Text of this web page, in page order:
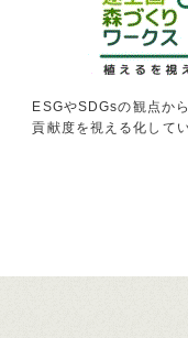
ESGやSDGsの観点か
貢献度を視える化して